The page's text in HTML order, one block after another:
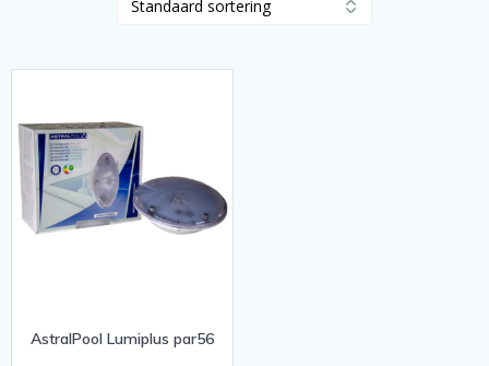
AstralPool Lumiplus par56